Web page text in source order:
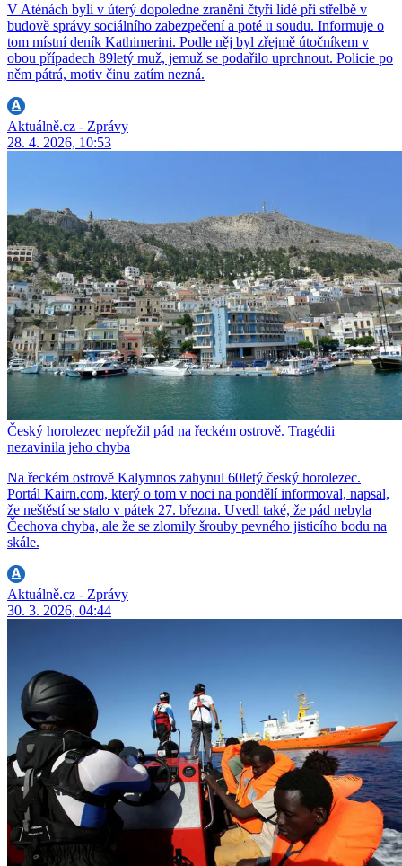
V Aténách byli v úterý dopoledne zraněni čtyři lidé při střelbě v
budově správy sociálního zabezpečení a poté u soudu. Informuje o
tom místní deník Kathimerini. Podle něj byl zřejmě útočníkem v
obou případech 89letý muž, jemuž se podařilo uprchnout. Policie po
něm pátrá, motiv činu zatím nezná.
Aktuálně.cz - Zprávy
28. 4. 2026, 10:53
Český horolezec nepřežil pád na řeckém ostrově. Tragédii
nezavinila jeho chyba
Na řeckém ostrově Kalymnos zahynul 60letý český horolezec.
Portál Kairn.com, který o tom v noci na pondělí informoval, napsal,
že neštěstí se stalo v pátek 27. března. Uvedl také, že pád nebyla
Čechova chyba, ale že se zlomily šrouby pevného jisticího bodu na
skále.
Aktuálně.cz - Zprávy
30. 3. 2026, 04:44